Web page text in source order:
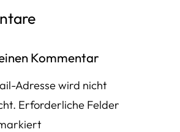
Kommentar
Adresse wird nicht
Erforderliche Felder